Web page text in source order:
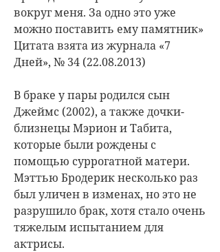
вокруг меня. За одно это уже
можно поставить ему памятник»
Цитата взята из журнала «7
Дней», № 34 (22.08.2013)
В браке у пары родился сын
Джеймс (2002), а также дочки-
близнецы Мэрион и Табита,
которые были рождены с
помощью суррогатной матери.
Мэттью Бродерик несколько раз
был уличен в изменах, но это не
разрушило брак, хотя стало очень
тяжелым испытанием для
актрисы.